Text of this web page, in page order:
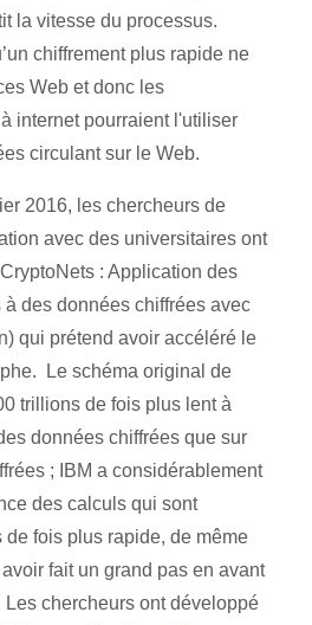
la vitesse du processus.
chiffrement plus rapide ne
Web et donc les
internet pourraient l'utiliser
circulant sur le Web.
2016, les chercheurs de
avec des universitaires ont
: Application des
des données chiffrées avec
qui prétend avoir accéléré le
Le schéma original de
trillions de fois plus lent à
données chiffrées que sur
; IBM a considérablement
des calculs qui sont
fois plus rapide, de même
fait un grand pas en avant
Les chercheurs ont développé